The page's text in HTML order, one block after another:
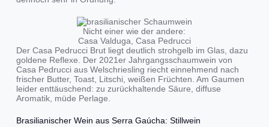
Nicht einer wie der andere:
Casa Valduga, Casa Pedrucci
Der Casa Pedrucci Brut liegt deutlich strohgelb im Glas, dazu
goldene Reflexe. Der 2021er Jahrgangsschaumwein von
Casa Pedrucci aus Welschriesling riecht einnehmend nach
frischer Butter, Toast, Litschi, weißen Früchten. Am Gaumen
leider enttäuschend: zu zurückhaltende Säure, diffuse
Aromatik, müde Perlage.
Brasilianischer Wein aus Serra Gaúcha: Stillwein